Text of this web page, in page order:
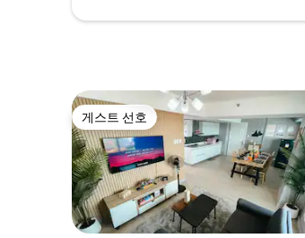
게스트 선호
게스트 선호